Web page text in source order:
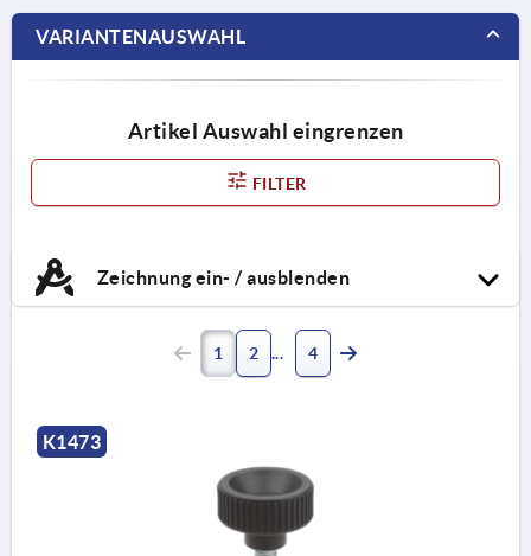
VARIANTENAUSWAHL
Artikel Auswahl eingrenzen
FILTER
Zeichnung ein- / ausblenden
1 2 4
K1473